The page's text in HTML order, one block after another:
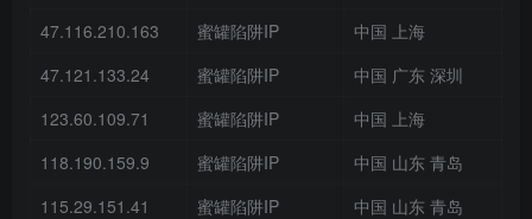
47.116.210.163
蜜罐陷阱IP
中国 上海
47.121.133.24
蜜罐陷阱IP
中国 广东 深圳
123.60.109.71
蜜罐陷阱IP
中国 上海
118.190.159.9
蜜罐陷阱IP
中国 山东 青岛
115.29.151.41
蜜罐陷阱IP
中国 山东 青岛